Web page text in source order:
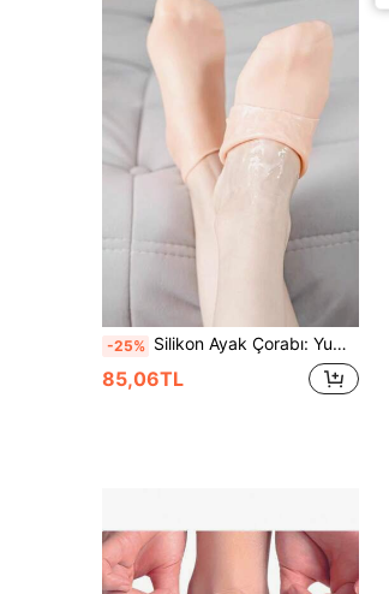
-25% Silikon Ayak Çorabı: Yumuşak Malzeme, Rahat Oturum, Yeniden Kullanılabilir Yumuşak Silikon Ayak Kılıfları, Yüksek Esneklikli Ayak Çorapları, Yıkanabilir Silikon Ayak Koruyucular
85,06TL